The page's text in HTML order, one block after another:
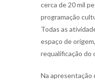
cerca de 20 mil
programação
Todas as
espaço de
requalificação do
Na apresentação